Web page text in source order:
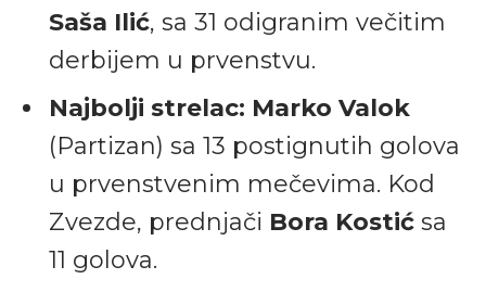
Saša Ilić, sa 31 odigranim večitim
derbijem u prvenstvu.
Najbolji strelac: Marko Valok
(Partizan) sa 13 postignutih golova
u prvenstvenim mečevima. Kod
Zvezde, prednjači Bora Kostić sa
11 golova.